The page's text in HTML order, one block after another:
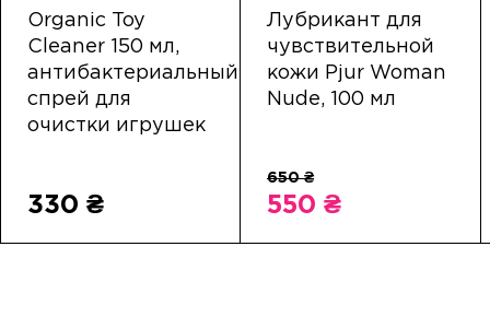
Organic Toy
Cleaner 150 мл,
антибактериальный
спрей для
очистки игрушек
330 ₴
Лубрикант для
чувствительной
кожи Pjur Woman
Nude, 100 мл
550 ₴